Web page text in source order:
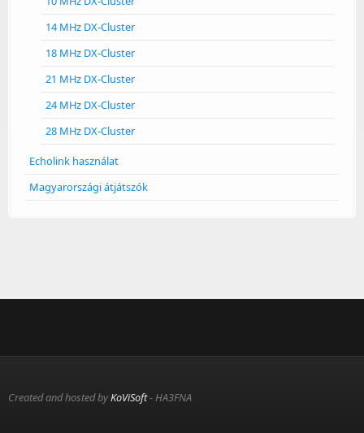
14 MHz DX-Cluster
18 MHz DX-Cluster
21 MHz DX-Cluster
24 MHz DX-Cluster
28 MHz DX-Cluster
Echolink használat
Magyarországi átjátszók
Created and hosted byKoViSoft- HA3FNA